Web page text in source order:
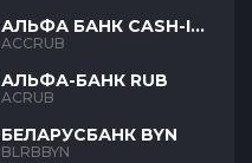
АЛЬФА БАНК CASH-IN
RUB
ACCRUB
АЛЬФА-БАНК RUB
ACRUB
БЕЛАРУСБАНК BYN
BLRBBYN